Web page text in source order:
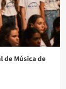
de Música de